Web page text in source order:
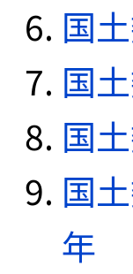
国
国
国
国
年